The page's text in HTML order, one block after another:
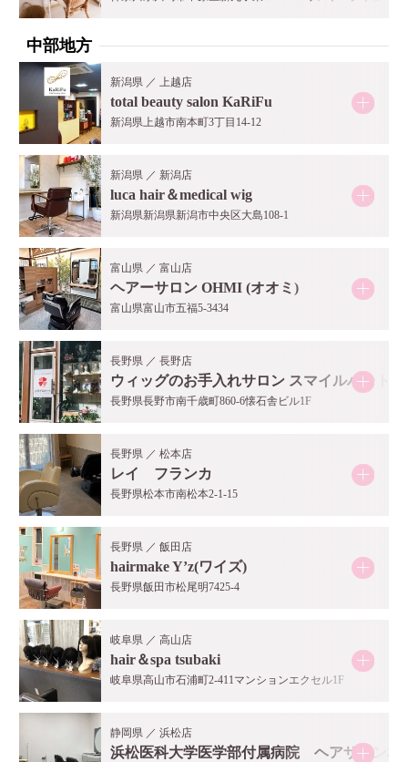
中部地方
新潟県 ／ 上越店
total beauty salon KaRiFu
新潟県上越市南本町3丁目14-12
新潟県 ／ 新潟店
luca hair＆medical wig
新潟県新潟県新潟市中央区大島108-1
富山県 ／ 富山店
ヘアーサロン OHMI (オオミ)
富山県富山市五福5-3434
長野県 ／ 長野店
ウィッグのお手入れサロン スマイルハート
長野県長野市南千歳町860-6懐石舎ビル1F
長野県 ／ 松本店
レイ フランカ
長野県松本市南松本2-1-15
長野県 ／ 飯田店
hairmake Y’z(ワイズ)
長野県飯田市松尾明7425-4
岐阜県 ／ 高山店
hair＆spa tsubaki
岐阜県高山市石浦町2-411マンションエクセル1F
静岡県 ／ 浜松店
浜松医科大学医学部付属病院 ヘアサロン村